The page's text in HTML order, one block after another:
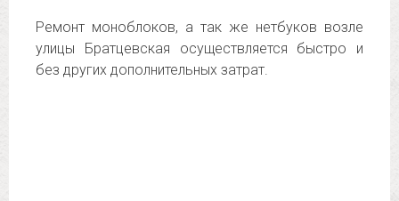
Ремонт моноблоков, а так же нетбуков возле
улицы Братцевская осуществляется быстро и
без других дополнительных затрат.